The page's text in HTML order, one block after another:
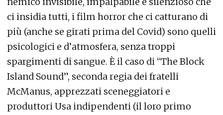
ci insidia tutti, i film horror che ci catturano di
più (anche se girati prima del Covid) sono quelli
psicologici e d’atmosfera, senza troppi
spargimenti di sangue. È il caso di “The Block
Island Sound”, seconda regia dei fratelli
McManus, apprezzati sceneggiatori e
produttori Usa indipendenti (il loro primo